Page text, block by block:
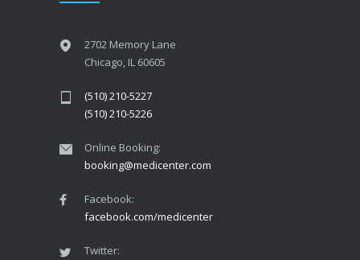
2702 Memory Lane
Chicago, IL 60605
(510) 210-5227
(510) 210-5226
Online Booking:
booking@medicenter.com
Facebook:
facebook.com/medicenter
Twitter: